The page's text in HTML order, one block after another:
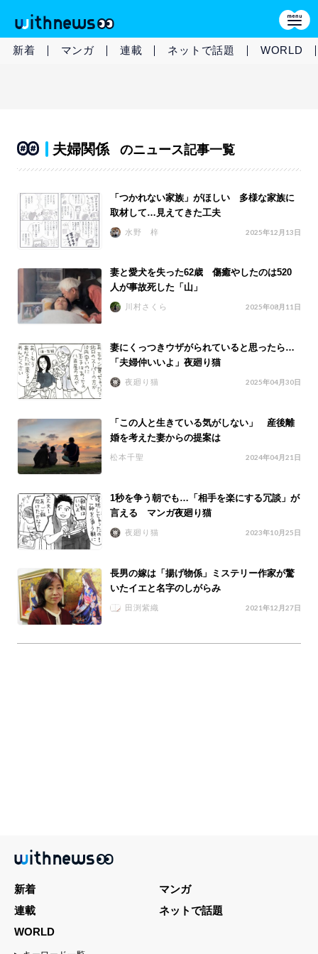
新着 マンガ 連載 ネットで話題 WORLD
夫婦関係 のニュース記事一覧
「つかれない家族」がほしい 多様な家族に
取材して…見えてきた工夫
水野 梓 2025年12月13日
妻と愛犬を失った62歳 傷癒やしたのは520
人が事故死した「山」
川村さくら 2025年08月11日
妻にくっつきウザがられていると思ったら…
「夫婦仲いいよ」夜廻り猫
夜廻り猫 2025年04月30日
「この人と生きている気がしない」 産後離
婚を考えた妻からの提案は
松本千聖 2024年04月21日
1秒を争う朝でも…「相手を楽にする冗談」が
言える マンガ夜廻り猫
夜廻り猫 2023年10月25日
長男の嫁は「揚げ物係」ミステリー作家が驚
いたイエと名字のしがらみ
田渕紫織 2021年12月27日
新着
マンガ
連載
ネットで話題
WORLD